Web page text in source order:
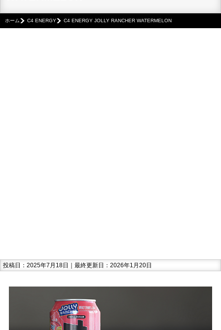
ホーム C4 ENERGY C4 ENERGY JOLLY RANCHER WATERMELON
投稿日：2025年7月18日｜最終更新日：2026年1月20日